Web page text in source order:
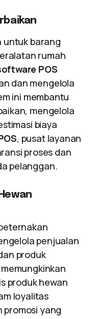
untuk barang
rumah
POS
dan mengelola
ini membantu
mengelola
biaya
, pusat layanan
proses dan
pelanggan.
penjualan
produk
produk hewan
loyalitas
promosi yang